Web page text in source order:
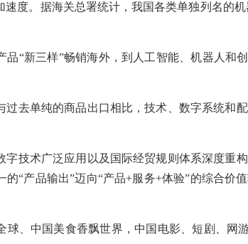
度。据海关总署统计，我国各类单独列名的
“新三样”畅销海外，到人工智能、机器人和
过去单纯的商品出口相比，技术、数字系统和
字技术广泛应用以及国际经贸规则体系深度重
“产品输出”迈向“产品+服务+体验”的综合价
球、中国美食香飘世界，中国电影、短剧、网